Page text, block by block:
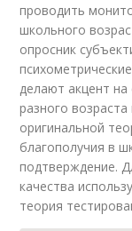
проводить
школьного
опросник
делают акцент на
разного
оригинальной
благополучия в
подтверждение.
качества
теория